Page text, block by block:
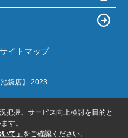
サイトマップ
池袋店】 2023
把握、サービス向上検討を目的と
す。
て」 をご確認ください。